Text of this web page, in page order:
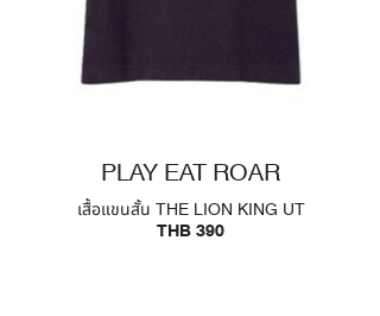
PLAY EAT ROAR
เสื้อแขนสั้น THE LION KING UT
THB 390